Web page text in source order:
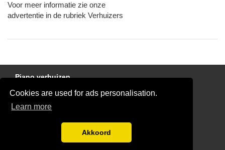
Cookies are used for ads personalisation.
Learn more
Akkoord
Voor meer informatie zie onze
advertentie in de rubriek Verhuizers
Piano verhuizen
Gratis Verhuis Offertes Vergelijken
Disclaimer